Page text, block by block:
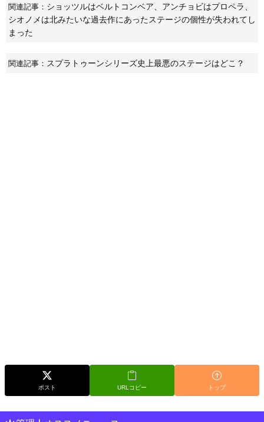
関連記事： ショッツルはベルトコンベア、アンチョビはプロペラ、
シオノメは北みたいな過去作にあったステージの個性が失われてし
まった
関連記事： スプラトゥーンシリーズ史上最悪のステージはどこ？
ポスト URLコピー トップ